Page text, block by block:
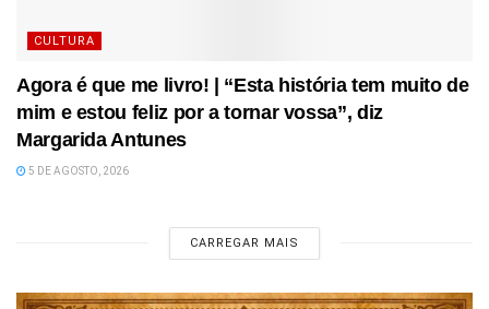
CULTURA
Agora é que me livro! | “Esta história tem muito de
mim e estou feliz por a tornar vossa”, diz
Margarida Antunes
5 DE AGOSTO, 2026
CARREGAR MAIS